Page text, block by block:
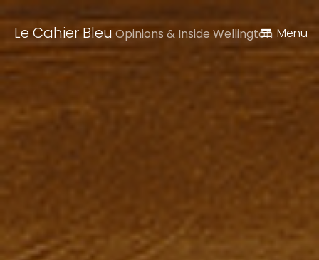
Le Cahier Bleu Opinions & Inside Wellington Menu